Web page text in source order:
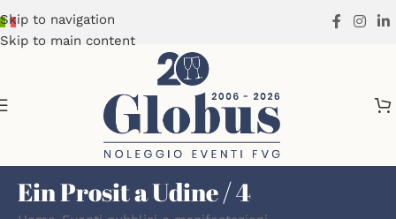
Skip to navigation
Skip to main content
Ein Prosit a Udine / 4